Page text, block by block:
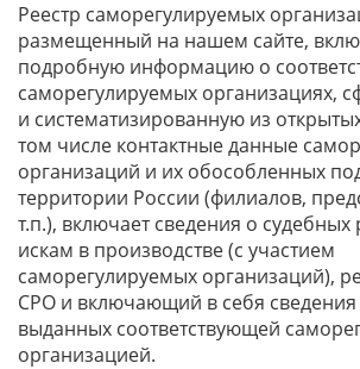
Реестр саморегулируемых
размещенный на нашем сайте,
подробную информацию о
саморегулируемых организациях,
и систематизированную из
том числе контактные данные
организаций и их обособленных
территории России (филиалов,
т.п.), включает сведения о
искам в производстве (с участием
саморегулируемых организаций),
СРО и включающий в себя сведения
выданных соответствующей
организацией.